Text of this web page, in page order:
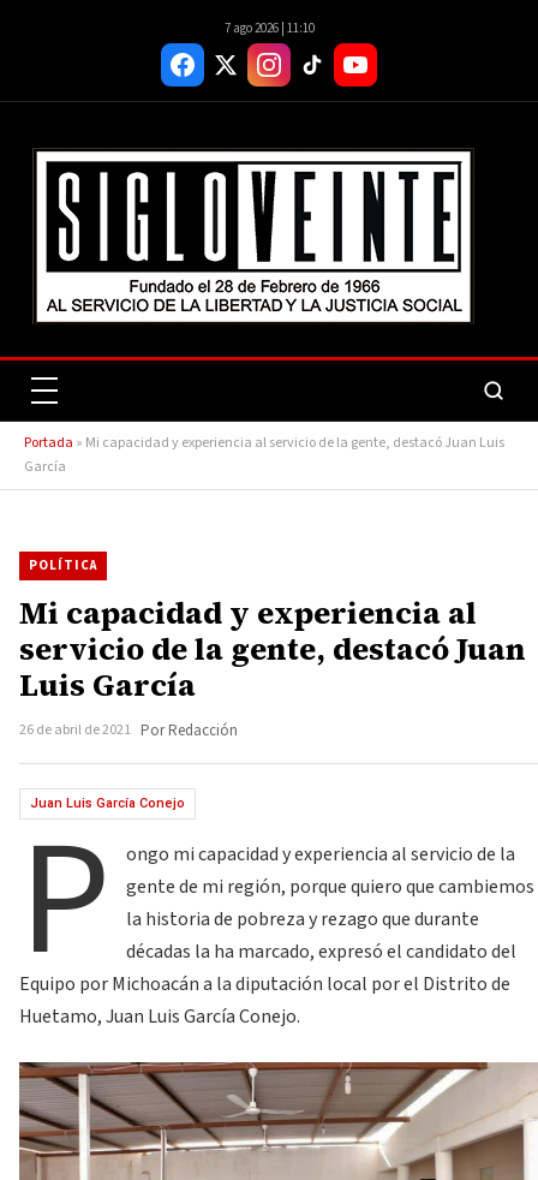
7 ago 2026 | 11:10
Portada » Mi capacidad y experiencia al servicio de la gente, destacó Juan Luis
García
POLÍTICA
Mi capacidad y experiencia al
servicio de la gente, destacó Juan
Luis García
26 de abril de 2021 Por Redacción
Juan Luis García Conejo
P
ongo mi capacidad y experiencia al servicio de la
gente de mi región, porque quiero que cambiemos
la historia de pobreza y rezago que durante
décadas la ha marcado, expresó el candidato del
Equipo por Michoacán a la diputación local por el Distrito de
Huetamo, Juan Luis García Conejo.